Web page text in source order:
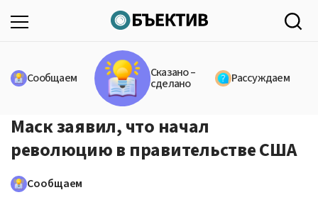
Сообщаем Сказано –
сделано Рассуждаем
Маск заявил, что начал
революцию в правительстве США
Сообщаем